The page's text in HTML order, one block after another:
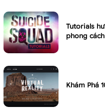
Tutorials
phong
Khám Phá